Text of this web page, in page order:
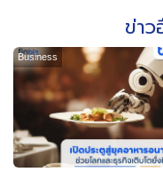
ข่า
Business